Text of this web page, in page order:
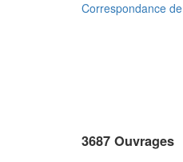
Correspondance de
3687 Ouvrages